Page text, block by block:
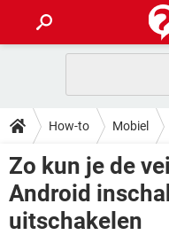
INSTAGRAM
NETFLIX
GRATIS
TIKTOK
HOW-TO
VIDEOBELLEN
INSTAGRAM
DOWNLOADS
VIDEOBELLEN
INSTAGRAM
FORUM
How-to Mobiel
Zo kun je de
Android
uitschakelen